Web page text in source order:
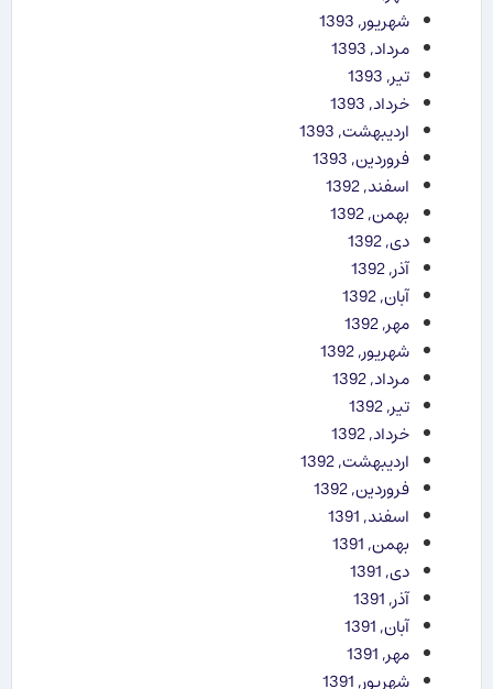
شهریور, 1393
مرداد, 1393
تیر, 1393
خرداد, 1393
اردیبهشت, 1393
فروردین, 1393
اسفند, 1392
بهمن, 1392
دی, 1392
آذر, 1392
آبان, 1392
مهر, 1392
شهریور, 1392
مرداد, 1392
تیر, 1392
خرداد, 1392
اردیبهشت, 1392
فروردین, 1392
اسفند, 1391
بهمن, 1391
دی, 1391
آذر, 1391
آبان, 1391
مهر, 1391
شهریور, 1391